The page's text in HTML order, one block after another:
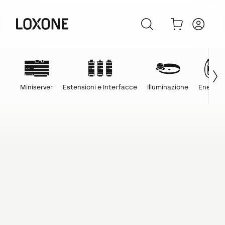
Miniserver Estensioni e Interfacce Illuminazione Energia